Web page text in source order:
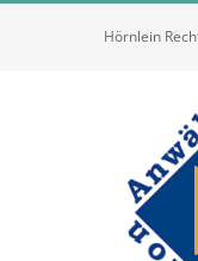
Hörnlein